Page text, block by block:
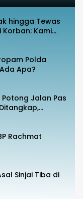
hingga Tewas
Korban: Kami
Polda
Apa?
Jalan Pas
Rachmat
Sinjai Tiba di